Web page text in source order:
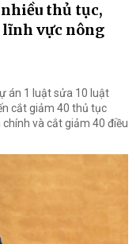
thủ tục,
vực nông
án 1 luật sửa 10 luật
cắt giảm 40 thủ tục
và cắt giảm 40 điều